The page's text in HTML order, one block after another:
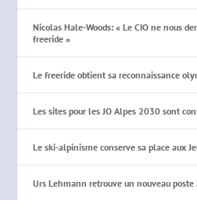
Nicolas Hale-Woods: « Le CIO ne nous
freeride »
Le freeride obtient sa reconnaissance
Les sites pour les JO Alpes 2030 sont
Le ski-alpinisme conserve sa place aux
Urs Lehmann retrouve un nouveau poste